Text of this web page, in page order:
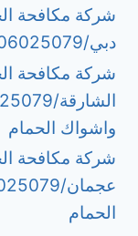
شركة مكافحة
دبي/0506025079 |تركيب طارد الحمام
شركة مكافحة
واشواك الحمام
شركة مكافحة
الحمام